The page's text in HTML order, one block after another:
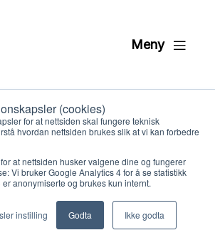
(cookies)
for at nettsiden skal fungere teknisk
hvordan nettsiden brukes slik at vi kan forbedre
at nettsiden husker valgene dine og fungerer
Vi bruker Google Analytics 4 for å se statistikk
anonymiserte og brukes kun internt.
instilling Godta Ikke godta
Meny
HK 6 playback
11
LØVE